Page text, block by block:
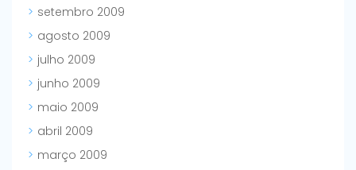
setembro 2009
agosto 2009
julho 2009
junho 2009
maio 2009
abril 2009
março 2009